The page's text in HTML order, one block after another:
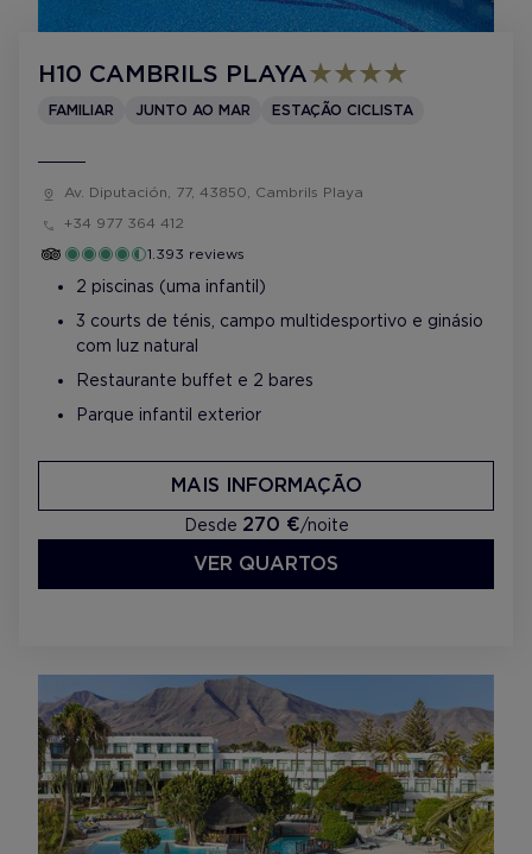
H10 CAMBRILS PLAYA
FAMILIAR JUNTO AO MAR ESTAÇÃO CICLISTA
Av. Diputación, 77, 43850, Cambrils Playa
+34 977 364 412
1.393 reviews
2 piscinas (uma infantil)
3 courts de ténis, campo multidesportivo e ginásio
com luz natural
Restaurante buffet e 2 bares
Parque infantil exterior
Desde 270 €/noite
MAIS INFORMAÇÃO
VER QUARTOS